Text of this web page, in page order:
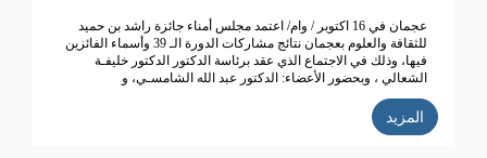
عجمان في 16 اكتوبر / وام/ اعتمد مجلس أمناء جائزة راشد بن حميد
للثقافة والعلوم بعجمان نتائج مشاركات الدورة الـ 39 وأسماء الفائزين
فيها، وذلك في الاجتماع الذي عقد برئاسة الدكتور الدكتور خليفـة
الشعالي ، وبحضور الأعضاء: الدكتور عبد الله الشامسـي، و
الدكتورعبدالله السعيدي، و الدكتور عبد المجيد الخاجـة، و الدكتور خالد
الخاجة، و الدكتور سيـف الشعالـي، والدكتورة نهلة القاسمي، وأحـمد
حـبيب الغريب، وخميس عبدالله،ونجيبـة محمد الرفاعي. وسعادة فائقة
المزيد